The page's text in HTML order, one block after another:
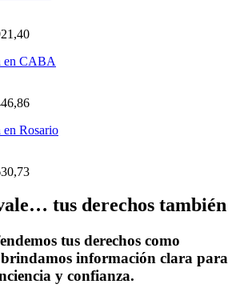
en CABA
en Rosario
tus derechos también
tus derechos como
información clara para
y confianza.